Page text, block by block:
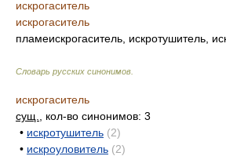
искрогаситель
искрогаситель
пламеискрогаситель, искротушитель,
Словарь русских синонимов
искрогаситель
сущ.
, кол-во синонимов: 3
• искротушитель (2)
• искроуловитель (2)